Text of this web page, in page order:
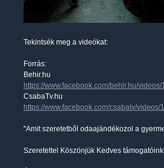
Tekintsék meg a videókat:
Forrás:
Behir.hu
https://www.facebook.com/behir.hu/
CsabaTv.hu
https://www.facebook.com/csabatv/
"Amit szeretetből odaajándékozol a
Szeretettel Köszönjük Kedves